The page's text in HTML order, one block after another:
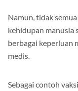
Namun, tidak
kehidupan manusia
berbagai keperluan
medis.
Sebagai contoh